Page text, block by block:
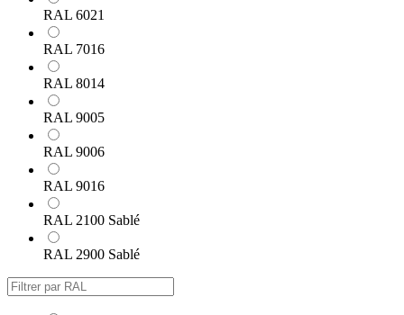
RAL 6021
RAL 7016
RAL 8014
RAL 9005
RAL 9006
RAL 9016
RAL 2100 Sablé
RAL 2900 Sablé